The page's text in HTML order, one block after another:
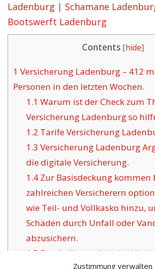
Zustimmung verwalten
Ladenburg | Schamane
Bootswerft Ladenburg
Contents [hide]
1 Versicherung Ladenburg – 412
Personen in den letzten Wochen.
1.1 Warum ist der Check zum
Versicherung Ladenburg so
1.2 Tarife Versicherung
1.3 Versicherung Ladenburg
die digitale Versicherung.
1.4Zur Basisdeckung kommen
zahlreichen Versicherern
wie Teil- und Vollkasko hinzu,
Schäden durch Unfall oder
abzusichern.
1.5 Das Anliegen digitaler